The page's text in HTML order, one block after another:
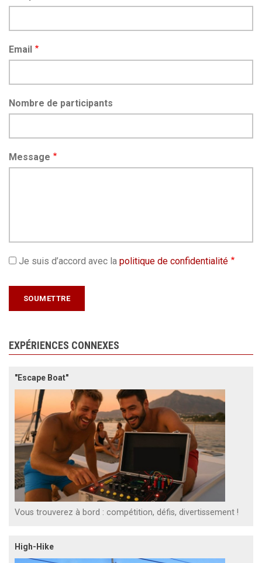
Email
Nombre de participants
Message
Je suis d’accord avec la politique de confidentialité
EXPÉRIENCES CONNEXES
"Escape Boat"
Vous trouverez à bord : compétition, défis, divertissement !
High-Hike